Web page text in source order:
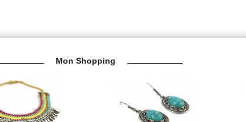
Mon Shopping